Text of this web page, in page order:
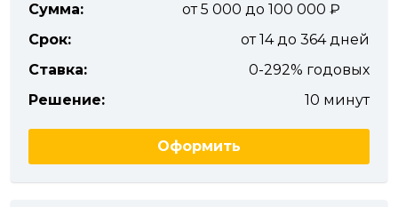
Сумма:
от 5 000 до 100 000
Срок:
от 14 до 364 дней
Ставка:
0-292% годовых
Решение:
10 минут
Оформить